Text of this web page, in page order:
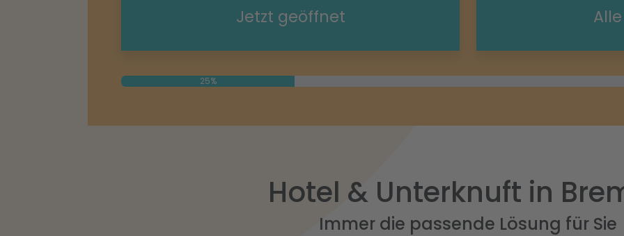
Jetzt geöffnet
25%
Hotel & Unterknuft in
Immer die passende Lösung für Sie